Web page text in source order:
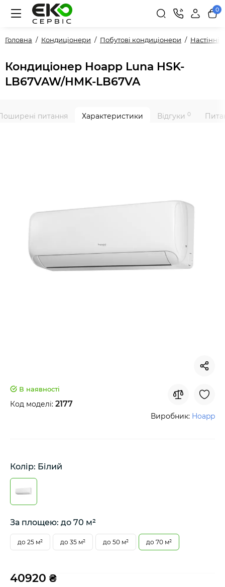
0
Головна Кондиціонери Побутові кондиціонери Настінні
Кондиціонер Hoapp Luna HSK-
LB67VAW/HMK-LB67VA
питання Характеристики Відгуки 0
В наявності
Код моделі: 2177
Виробник: Hoapp
Колір: Білий
За площею: до 70 м²
до 25 м² до 35 м² до 50 м² до 70 м²
40920 ₴